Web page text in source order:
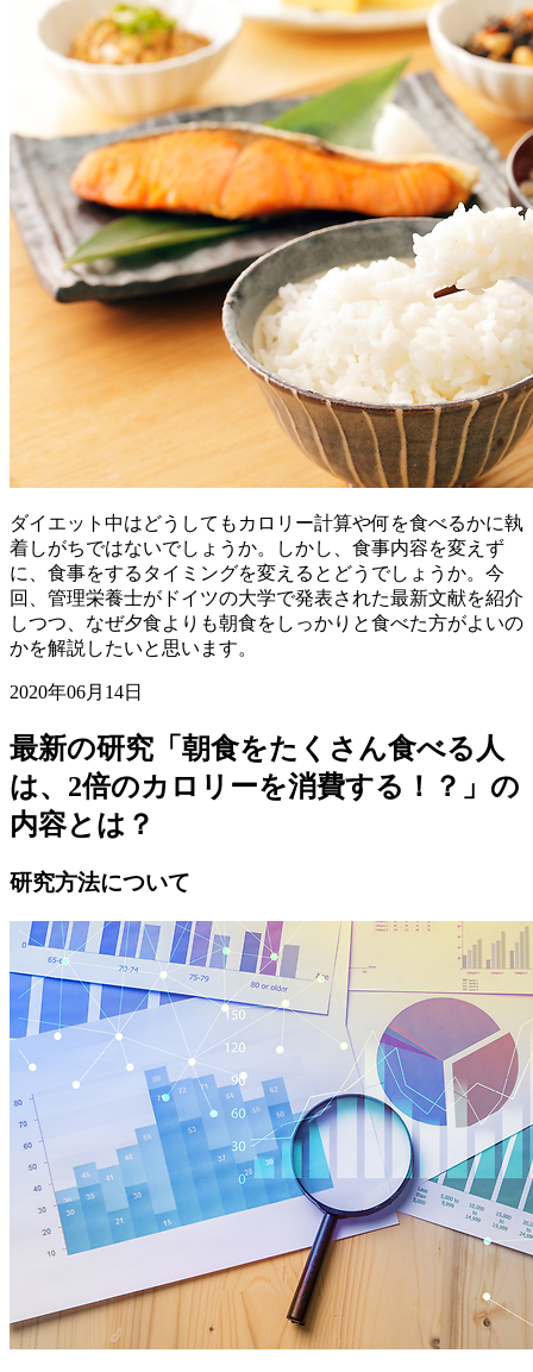
ダイエット中はどうしてもカロリー計算や何を食べるかに執
着しがちではないでしょうか。しかし、食事内容を変えず
に、食事をするタイミングを変えるとどうでしょうか。今
回、管理栄養士がドイツの大学で発表された最新文献を紹介
しつつ、なぜ夕食よりも朝食をしっかりと食べた方がよいの
かを解説したいと思います。
2020年06月14日
最新の研究「朝食をたくさん食べる人
は、2倍のカロリーを消費する！？」の
内容とは？
研究方法について